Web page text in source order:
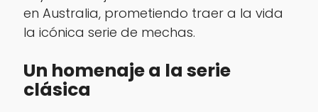
en Australia, prometiendo traer a la vida
la icónica serie de mechas.
Un homenaje a la serie
clásica